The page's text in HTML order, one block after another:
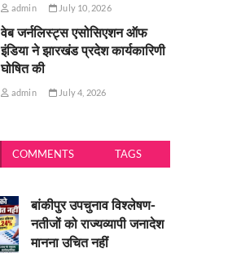
admin July 10, 2026
वेब जर्नलिस्ट्स एसोसिएशन ऑफ
इंडिया ने झारखंड प्रदेश कार्यकारिणी
घोषित की
admin July 4, 2026
COMMENTS TAGS
बांकीपुर उपचुनाव विश्लेषण-
नतीजों को राज्यव्यापी जनादेश
मानना उचित नहीं